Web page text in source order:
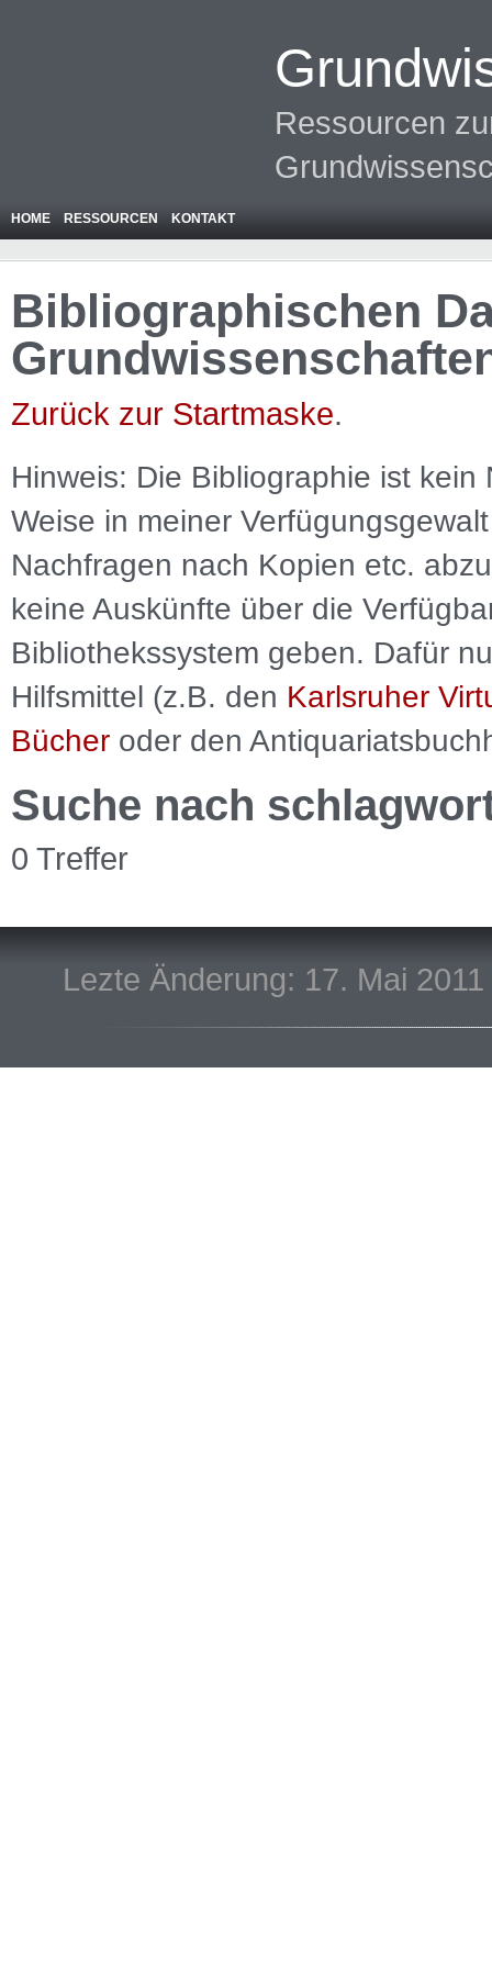
Ressourcen
HOME RESSOURCEN KONTAKT
Bibliographischen
Zurück zur Startmaske.
Hinweis: Die Bibliographie ist kein
Weise in meiner
Nachfragen nach Kopien etc.
keine Auskünfte über die
Bibliothekssystem geben. Dafür
Hilfsmittel (z.B. den Karlsruher
Bücher oder den
Suche nach
0 Treffer
Lezte Änderung: 17. Mai